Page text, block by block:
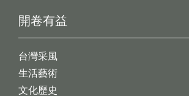
開卷有益
台灣采風
生活藝術
文化歷史